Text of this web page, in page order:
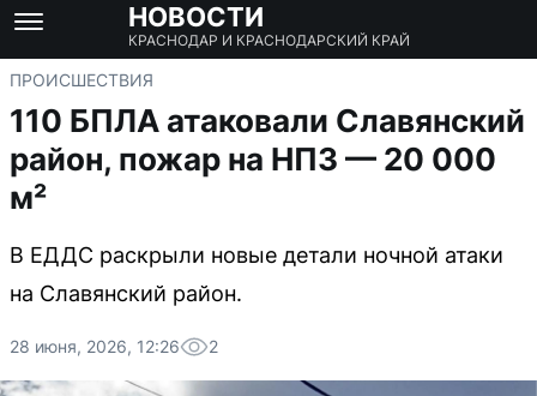
НОВОСТИ
КРАСНОДАР И КРАСНОДАРСКИЙ КРАЙ
ПРОИСШЕСТВИЯ
110 БПЛА атаковали Славянский
район, пожар на НПЗ — 20 000
м²
В ЕДДС раскрыли новые детали ночной атаки
на Славянский район.
28 июня, 2026, 12:26 2